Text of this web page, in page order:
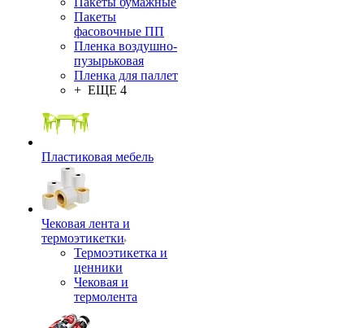
Пакеты
фасовочные ПП
Пленка воздушно-
пузырьковая
Пленка для паллет
+ ЕЩЕ 4
Пластиковая мебель
Чековая лента и
термоэтикетки
Термоэтикетка и
ценники
Чековая и
термолента